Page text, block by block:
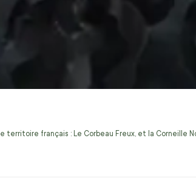
français : Le Corbeau Freux, et la Corneille